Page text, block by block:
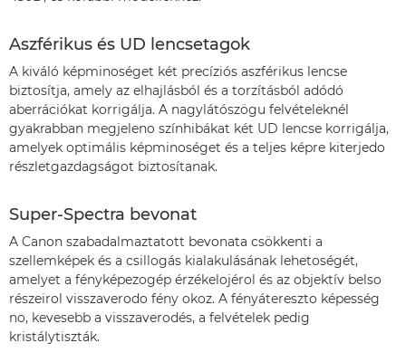
Aszférikus és UD lencsetagok
A kiváló képminoséget két precíziós aszférikus lencse
biztosítja, amely az elhajlásból és a torzításból adódó
aberrációkat korrigálja. A nagylátószögu felvételeknél
gyakrabban megjeleno színhibákat két UD lencse korrigálja,
amelyek optimális képminoséget és a teljes képre kiterjedo
részletgazdagságot biztosítanak.
Super-Spectra bevonat
A Canon szabadalmaztatott bevonata csökkenti a
szellemképek és a csillogás kialakulásának lehetoségét,
amelyet a fényképezogép érzékelojérol és az objektív belso
részeirol visszaverodo fény okoz. A fényátereszto képesség
no, kevesebb a visszaverodés, a felvételek pedig
kristálytiszták.